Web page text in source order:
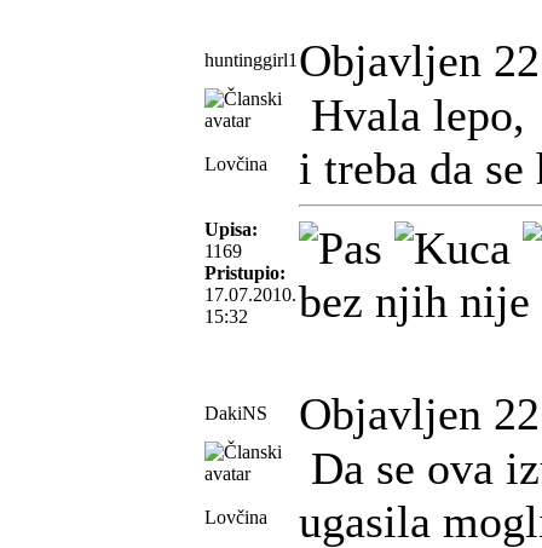
huntinggirl1 Objavljen
Lovčina
Upisa:
1169
Pristupio:
17.07.2010.
15:32
Hvala lepo,
i treba da
bez njih
DakiNS Objavljen
Lovčina
Da se ova
ugasila